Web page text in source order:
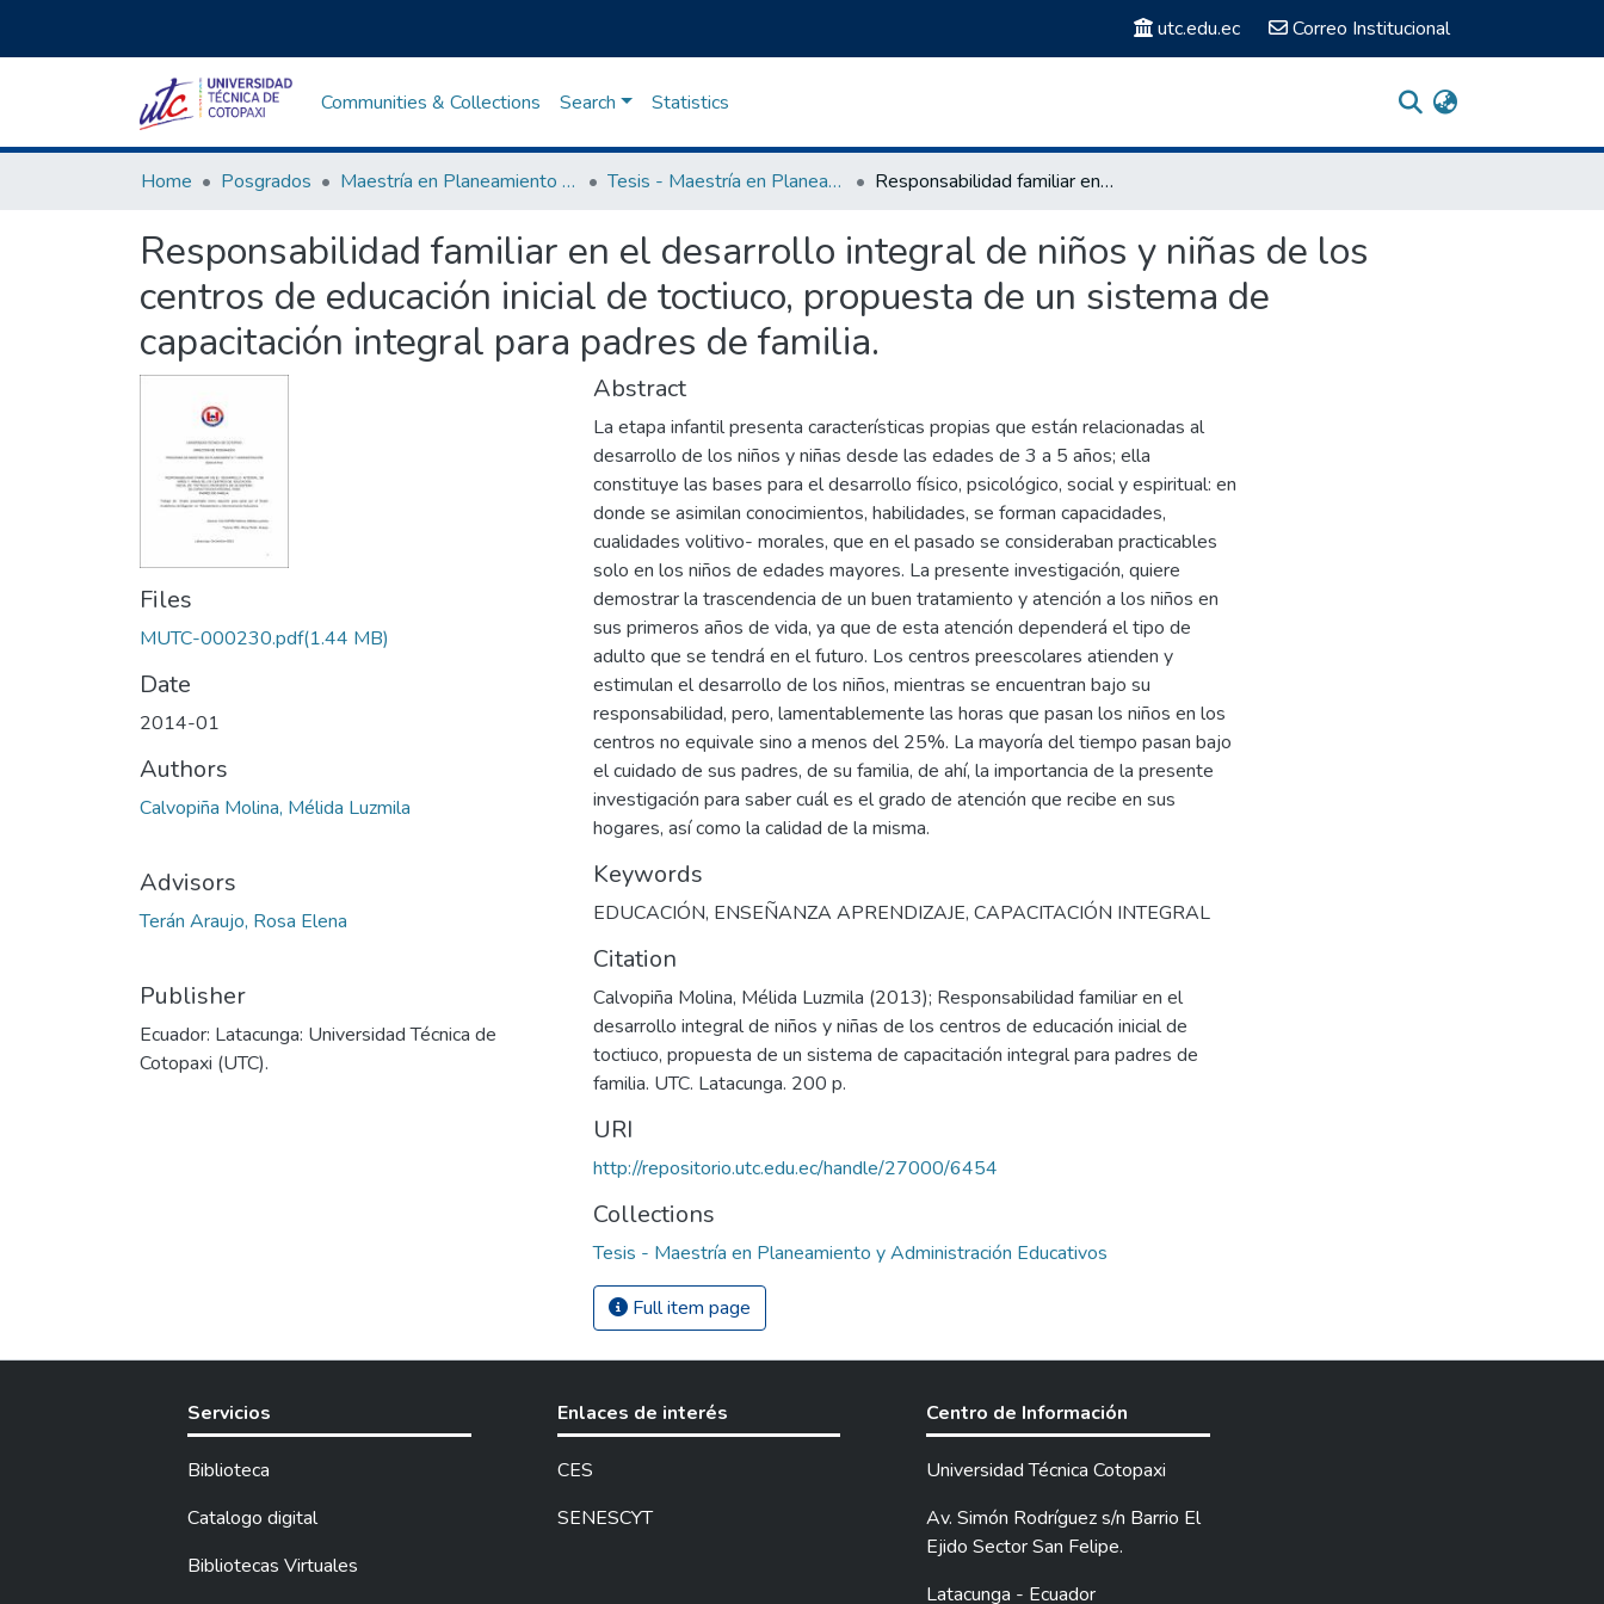
utc.edu.ec Correo Institucional
Communities & Collections Search Statistics
Home Posgrados Maestría en Planeamiento y Administración Educativos Tesis - Maestría en Planeamiento y Administración Educativos Responsabilidad familiar en el desarrollo integral de niños y niñas de los centros de educación inicial de toctiuco, propuesta de un sistema de capacitación integral para padres de familia.
Responsabilidad familiar en el desarrollo integral de niños y niñas de los
centros de educación inicial de toctiuco, propuesta de un sistema de
capacitación integral para padres de familia.
Files
MUTC-000230.pdf(1.44 MB)
Date
2014-01
Authors
Calvopiña Molina, Mélida Luzmila
Advisors
Terán Araujo, Rosa Elena
Publisher
Ecuador: Latacunga: Universidad Técnica de
Cotopaxi (UTC).
Abstract
La etapa infantil presenta características propias que están relacionadas al
desarrollo de los niños y niñas desde las edades de 3 a 5 años; ella
constituye las bases para el desarrollo físico, psicológico, social y espiritual: en
donde se asimilan conocimientos, habilidades, se forman capacidades,
cualidades volitivo- morales, que en el pasado se consideraban practicables
solo en los niños de edades mayores. La presente investigación, quiere
demostrar la trascendencia de un buen tratamiento y atención a los niños en
sus primeros años de vida, ya que de esta atención dependerá el tipo de
adulto que se tendrá en el futuro. Los centros preescolares atienden y
estimulan el desarrollo de los niños, mientras se encuentran bajo su
responsabilidad, pero, lamentablemente las horas que pasan los niños en los
centros no equivale sino a menos del 25%. La mayoría del tiempo pasan bajo
el cuidado de sus padres, de su familia, de ahí, la importancia de la presente
investigación para saber cuál es el grado de atención que recibe en sus
Keywords
EDUCACIÓN, ENSEÑANZA APRENDIZAJE, CAPACITACIÓN INTEGRAL
Citation
Calvopiña Molina, Mélida Luzmila (2013); Responsabilidad familiar en el
desarrollo integral de niños y niñas de los centros de educación inicial de
toctiuco, propuesta de un sistema de capacitación integral para padres de
familia. UTC. Latacunga. 200 p.
URI
http://repositorio.utc.edu.ec/handle/27000/6454
Collections
Tesis - Maestría en Planeamiento y Administración Educativos
Full item page
Servicios
Biblioteca
Catalogo digital
Bibliotecas Virtuales
Enlaces de interés
CES
SENESCYT
Centro de Información
Universidad Técnica Cotopaxi
Av. Simón Rodríguez s/n Barrio El
Ejido Sector San Felipe.
Latacunga - Ecuador